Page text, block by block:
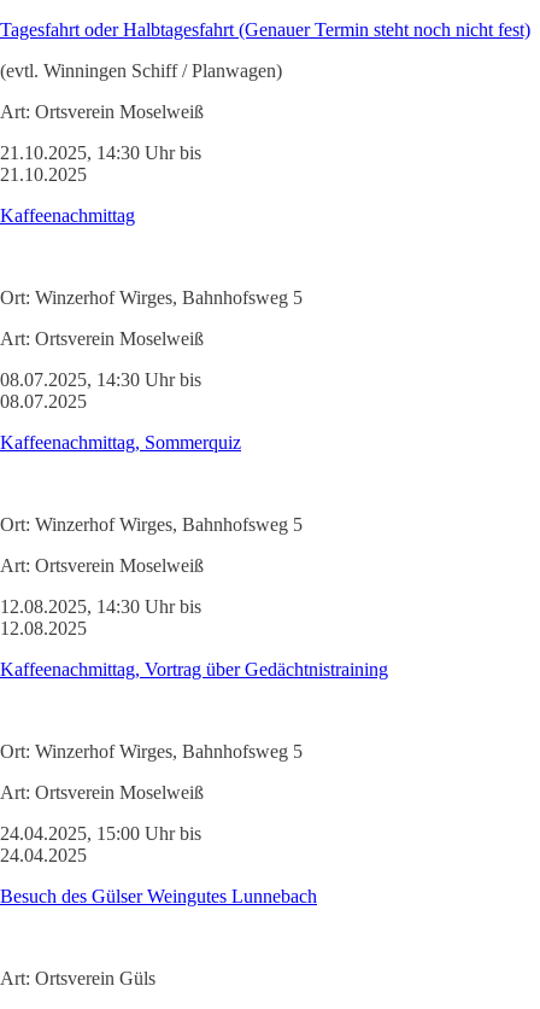
Tagesfahrt oder Halbtagesfahrt (Genauer Termin steht noch nicht fest)
(evtl. Winningen Schiff / Planwagen)
Art: Ortsverein Moselweiß
21.10.2025, 14:30 Uhr bis
21.10.2025
Kaffeenachmittag
Ort: Winzerhof Wirges, Bahnhofsweg 5
Art: Ortsverein Moselweiß
08.07.2025, 14:30 Uhr bis
08.07.2025
Kaffeenachmittag, Sommerquiz
Ort: Winzerhof Wirges, Bahnhofsweg 5
Art: Ortsverein Moselweiß
12.08.2025, 14:30 Uhr bis
12.08.2025
Kaffeenachmittag, Vortrag über Gedächtnistraining
Ort: Winzerhof Wirges, Bahnhofsweg 5
Art: Ortsverein Moselweiß
24.04.2025, 15:00 Uhr bis
24.04.2025
Besuch des Gülser Weingutes Lunnebach
Art: Ortsverein Güls